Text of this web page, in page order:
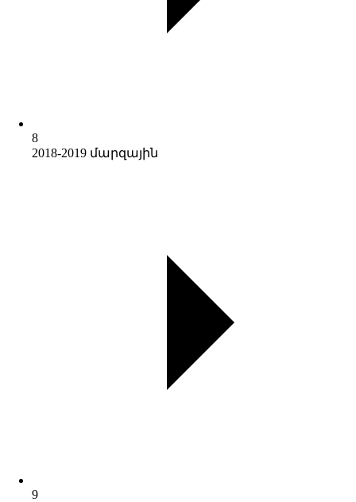
8
2018-2019 մարզային
9